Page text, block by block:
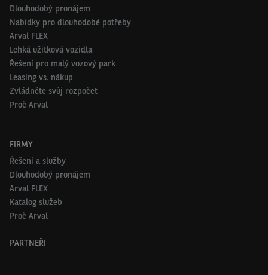
Dlouhodobý pronájem
Nabídky pro dlouhodobé potřeby
Arval FLEX
Lehká užitková vozidla
Řešení pro malý vozový park
Leasing vs. nákup
Zvládněte svůj rozpočet
Proč Arval
FIRMY
Řešení a služby
Dlouhodobý pronájem
Arval FLEX
Katalog služeb
Proč Arval
PARTNEŘI